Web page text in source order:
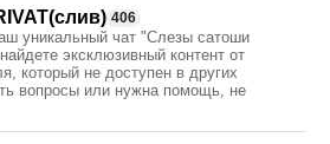
406
уникальный чат "Слезы сатоши
эксклюзивный контент от
который не доступен в других
вопросы или нужна помощь, не